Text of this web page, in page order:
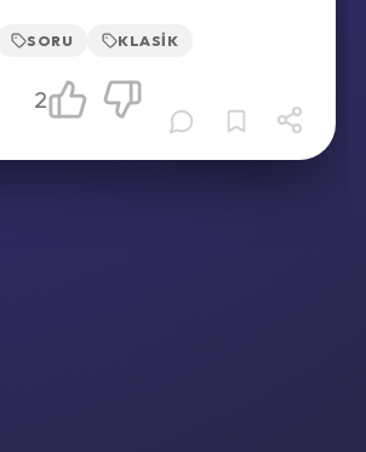
SORU KLASIK
2